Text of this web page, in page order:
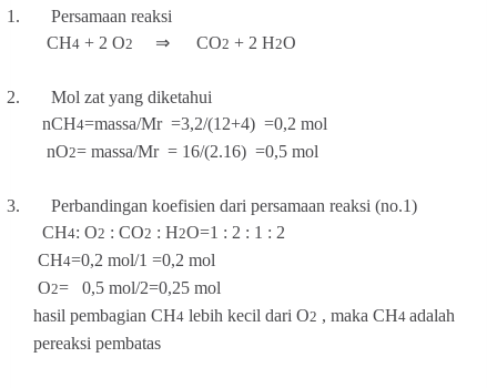
1.
Persamaan reaksi
CH4 + 2 O2 ⇒ CO2 + 2 H2O
2.
Mol zat yang diketahui
nCH4=massa/Mr =3,2/(12+4) =0,2 mol
nO2= massa/Mr = 16/(2.16) =0,5 mol
3.
Perbandingan koefisien dari persamaan reaksi (no.1)
CH4: O2 : CO2 : H2O=1 : 2 : 1 : 2
CH4=0,2 mol/1 =0,2 mol
O2= 0,5 mol/2=0,25 mol
hasil pembagian CH4 lebih kecil dari O2 , maka CH4 adalah
pereaksi pembatas